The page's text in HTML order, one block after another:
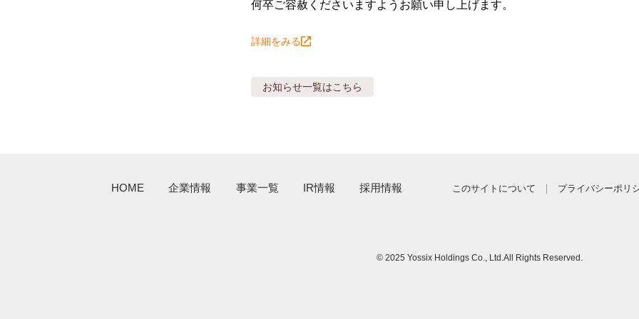
何卒ご容赦くださいますようお願い申し上げます。
詳細をみる
お知らせ一覧はこちら
HOME 企業情報 事業一覧 IR情報 採用情報 このサイトについて プライバシーポリ
© 2025 Yossix Holdings Co., Ltd.All Rights Reserved.